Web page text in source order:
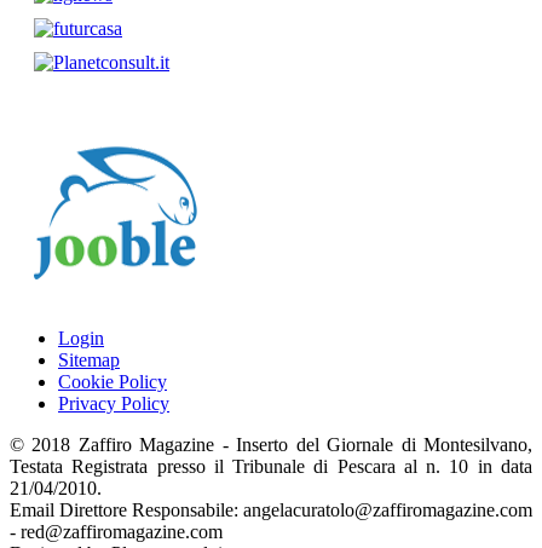
Login
Sitemap
Cookie Policy
Privacy Policy
© 2018 Zaffiro Magazine - Inserto del Giornale di Montesilvano,
Testata Registrata presso il Tribunale di Pescara al n. 10 in data
21/04/2010.
Email Direttore Responsabile: angelacuratolo@zaffiromagazine.com
- red@zaffiromagazine.com